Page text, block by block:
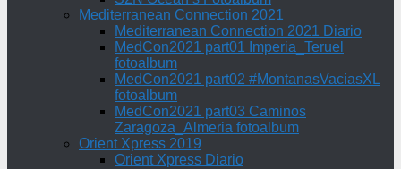
Mediterranean Connection 2021
Mediterranean Connection 2021 Diario
MedCon2021 part01 Imperia_Teruel
fotoalbum
MedCon2021 part02 #MontanasVaciasXL
fotoalbum
MedCon2021 part03 Caminos
Zaragoza_Almeria fotoalbum
Orient Xpress 2019
Orient Xpress Diario